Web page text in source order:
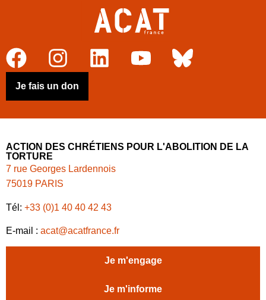
Je fais un don
ACTION DES CHRÉTIENS POUR L'ABOLITION DE LA
TORTURE
7 rue Georges Lardennois
75019 PARIS
Tél: +33 (0)1 40 40 42 43
E-mail : acat@acatfrance.fr
Je m'engage
Je m'informe